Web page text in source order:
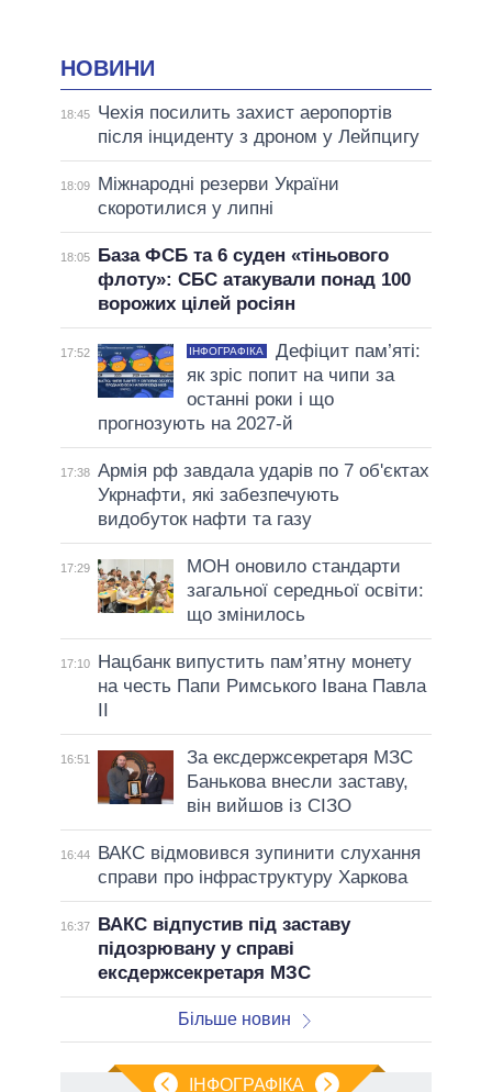
НОВИНИ
18:45
Чехія посилить захист аеропортів
після інциденту з дроном у Лейпцигу
18:09
Міжнародні резерви України
скоротилися у липні
18:05
База ФСБ та 6 суден «тіньового
флоту»: СБС атакували понад 100
ворожих цілей росіян
17:52 ІНФОГРАФІКА
Дефіцит пам’яті:
як зріс попит на чипи за
останні роки і що
прогнозують на 2027-й
17:38 Армія рф завдала ударів по 7 об'єктах
Укрнафти, які забезпечують
видобуток нафти та газу
17:29
МОН оновило стандарти
загальної середньої освіти:
що змінилось
17:10
Нацбанк випустить пам’ятну монету
на честь Папи Римського Івана Павла
16:51
За ексдержсекретаря МЗС
Банькова внесли заставу,
він вийшов із СІЗО
16:44
ВАКС відмовився зупинити слухання
справи про інфраструктуру Харкова
16:37
ВАКС відпустив під заставу
підозрювану у справі
ексдержсекретаря МЗС
Більше новин
ІНФОГРАФІКА